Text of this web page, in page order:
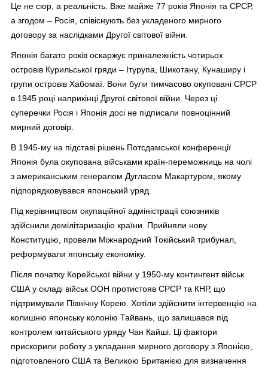
Це не сюр, а реальність. Вже майже 77 років Японія та СРСР,
а згодом – Росія, співіснують без укладеного мирного
договору за наслідками Другої світової війни.
Японія багато років оскаржує приналежність чотирьох
островів Курильської гряди – Ітурупа, Шикотану, Кунаширу і
групи островів Хабомаї. Вони були тимчасово окуповані СРСР
в 1945 році наприкінці Другої світової війни. Через ці
суперечки Росія і Японія досі не підписали повноцінний
мирний договір.
В 1945-му на підставі рішень Потсдамської конференції
Японія була окупована військами країн-переможниць на чолі
з американським генералом Дугласом Макартуром, якому
підпорядковувався японський уряд.
Під керівництвом окупаційної адміністрації союзників
здійснили демілітаризацію країни. Прийняли нову
Конституцію, провели Міжнародний Токійський трибунал,
реформували японську економіку.
Після початку Корейської війни у 1950-му контингент військ
США у складі військ ООН протистояв СРСР та КНР, що
підтримували Північну Корею. Хотіли здійснити інтервенцію на
колишню японську колонію Тайвань, що залишався під
контролем китайського уряду Чан Кайші. Ці фактори
прискорили роботу з укладання мирного договору з Японією,
підготовленого США та Великою Британією для визначення